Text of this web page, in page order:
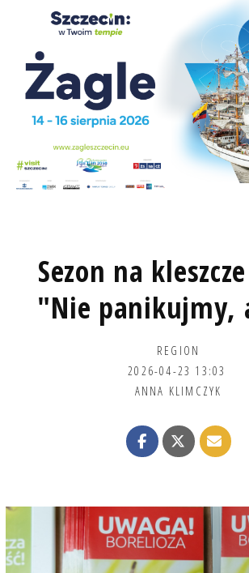
Sezon na
"Nie panikujmy,
REGION
2026-04-23 13:03
ANNA KLIMCZYK